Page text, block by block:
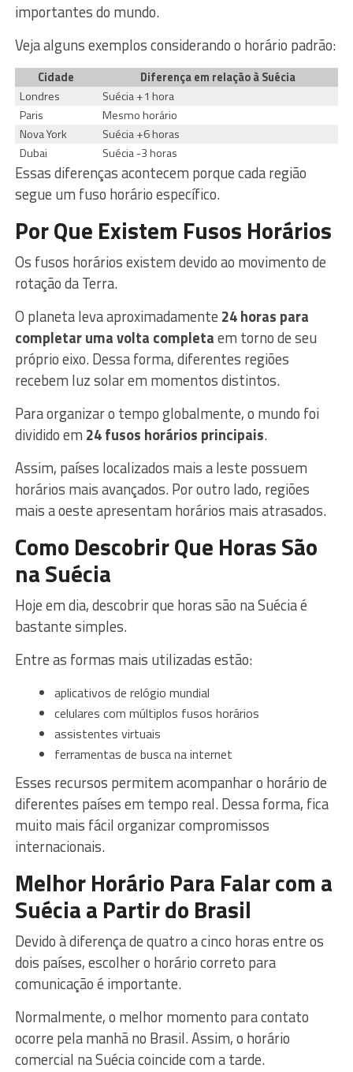
importantes do mundo.
Veja alguns exemplos considerando o horário padrão:
Cidade
Diferença em relação à Suécia
Londres
Suécia +1 hora
Paris
Mesmo horário
Nova York
Suécia +6 horas
Dubai
Suécia -3 horas
Essas diferenças acontecem porque cada região
segue um fuso horário específico.
Por Que Existem Fusos Horários
Os fusos horários existem devido ao movimento de
rotação da Terra.
O planeta leva aproximadamente 24 horas para
completar uma volta completaem torno de seu
próprio eixo. Dessa forma, diferentes regiões
recebem luz solar em momentos distintos.
Para organizar o tempo globalmente, o mundo foi
dividido em 24 fusos horários principais.
Assim, países localizados mais a leste possuem
horários mais avançados. Por outro lado, regiões
mais a oeste apresentam horários mais atrasados.
Como Descobrir Que Horas São
na Suécia
Hoje em dia, descobrir que horas são na Suécia é
bastante simples.
Entre as formas mais utilizadas estão:
aplicativos de relógio mundial
celulares com múltiplos fusos horários
assistentes virtuais
ferramentas de busca na internet
Esses recursos permitem acompanhar o horário de
diferentes países em tempo real. Dessa forma, fica
muito mais fácil organizar compromissos
internacionais.
Melhor Horário Para Falar com a
Suécia a Partir do Brasil
Devido à diferença de quatro a cinco horas entre os
dois países, escolher o horário correto para
comunicação é importante.
Normalmente, o melhor momento para contato
ocorre pela manhã no Brasil. Assim, o horário
comercial na Suécia coincide com a tarde.